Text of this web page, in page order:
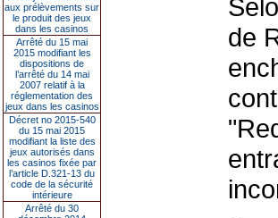
aux prélèvements sur
le produit des jeux
dans les casinos
Arrêté du 15 mai
2015 modifiant les
dispositions de
l’arrêté du 14 mai
2007 relatif à la
réglementation des
jeux dans les casinos
Décret no 2015-540
du 15 mai 2015
modifiant la liste des
jeux autorisés dans
les casinos fixée par
l’article D.321-13 du
code de la sécurité
intérieure
Arrêté du 30
de